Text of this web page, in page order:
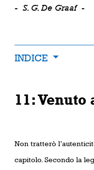
- S. G. De Graaf -
INDICE
11: Venuto
Non tratterò
capitolo. Secondo la